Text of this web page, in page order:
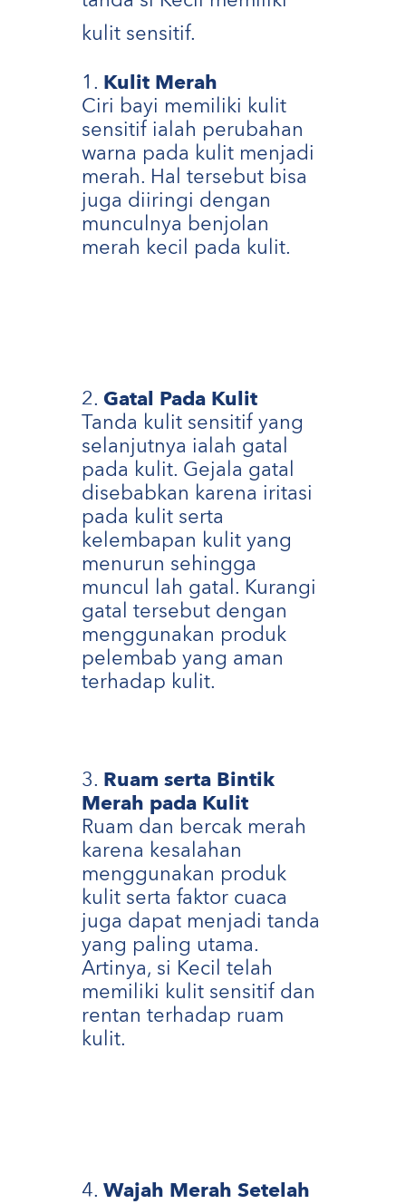
kulit sensitif.
Kulit Merah
Ciri bayi memiliki kulit
sensitif ialah perubahan
warna pada kulit menjadi
merah. Hal tersebut bisa
juga diiringi dengan
munculnya benjolan
merah kecil pada kulit.
Gatal Pada Kulit
Tanda kulit sensitif yang
selanjutnya ialah gatal
pada kulit. Gejala gatal
disebabkan karena iritasi
pada kulit serta
kelembapan kulit yang
menurun sehingga
muncul lah gatal. Kurangi
gatal tersebut dengan
menggunakan produk
pelembab yang aman
terhadap kulit.
Ruam serta Bintik
Merah pada Kulit
Ruam dan bercak merah
karena kesalahan
menggunakan produk
kulit serta faktor cuaca
juga dapat menjadi tanda
yang paling utama.
Artinya, si Kecil telah
memiliki kulit sensitif dan
rentan terhadap ruam
kulit.
Wajah Merah Setelah